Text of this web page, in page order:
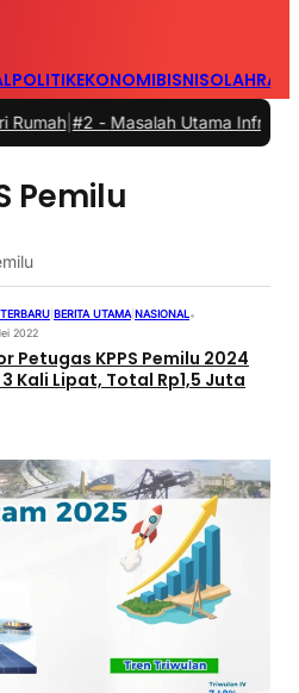
POLITIKEKONOMIBISNIS
|#2 -Masalah Utama Infrastruktur
Pemilu
BERITA UTAMA| NASIONAL•
2022
Petugas KPPS Pemilu 2024
Kali Lipat, Total Rp1,5 Juta